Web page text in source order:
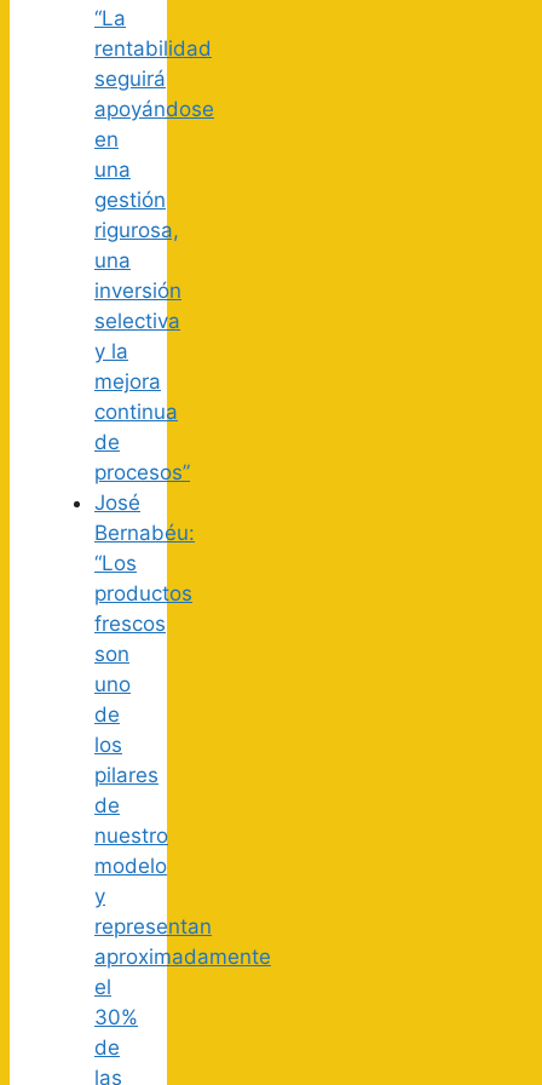
“La
rentabilidad
seguirá
apoyándose
en
una
gestión
rigurosa,
una
inversión
selectiva
y la
mejora
continua
de
procesos”
José
Bernabéu:
“Los
productos
frescos
son
uno
de
los
pilares
de
nuestro
modelo
y
representan
aproximadamente
el
30%
de
las